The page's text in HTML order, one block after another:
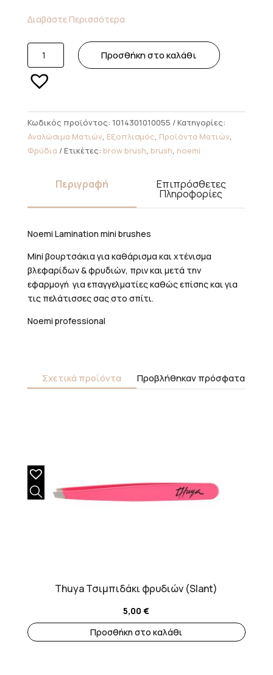
Διαβάστε Περισσότερα
Lamination
Mini
Brushes
pcs)
ποσότητα
Προσθήκη στο καλάθι
Κωδικός προϊόντος: 1014301010055
Κατηγορίες:
Αναλώσιμα Ματιών, Εξοπλισμός, Προϊόντα Ματιών,
Φρύδια
Ετικέτες: brow brush, brush, noemi
Περιγραφή Επιπρόσθετες
Πληροφορίες
Noemi Lamination mini brushes
Mini βουρτσάκια για καθάρισμα και χτένισμα
βλεφαρίδων & φρυδιών, πριν και μετά την
εφαρμογή για επαγγελματίες καθώς επίσης και για
τις πελάτισσες σας στο σπίτι.
Noemi professional
Σχετικά προϊόντα Προβλήθηκαν πρόσφατα
Thuya Τσιμπιδάκι φρυδιών (Slant)
5,00€
Προσθήκη στο καλάθι